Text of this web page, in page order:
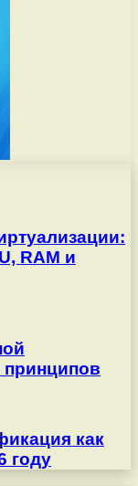
RAM и
принципов
как
году